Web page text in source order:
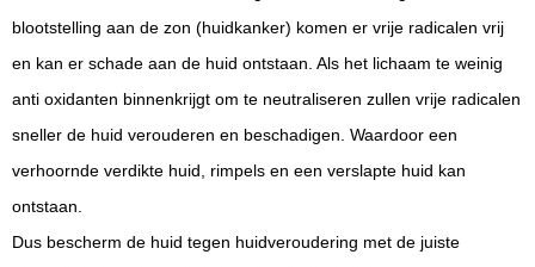
blootstelling aan de zon (huidkanker) komen er vrije radicalen vrij
en kan er schade aan de huid ontstaan. Als het lichaam te weinig
anti oxidanten binnenkrijgt om te neutraliseren zullen vrije radicalen
sneller de huid verouderen en beschadigen. Waardoor een
verhoornde verdikte huid, rimpels en een verslapte huid kan
ontstaan.
Dus bescherm de huid tegen huidveroudering met de juiste